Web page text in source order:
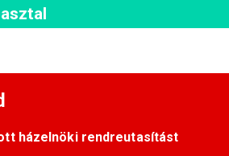
házelnöki rendreutasítást